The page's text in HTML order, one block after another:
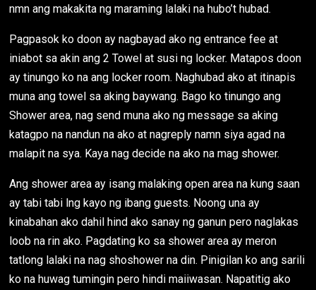
nmn ang makakita ng maraming lalaki na hubo’t hubad.
Pagpasok ko doon ay nagbayad ako ng entrance fee at
iniabot sa akin ang 2 Towel at susi ng locker. Matapos doon
ay tinungo ko na ang locker room. Naghubad ako at itinapis
muna ang towel sa aking baywang. Bago ko tinungo ang
Shower area, nag send muna ako ng message sa aking
katagpo na nandun na ako at nagreply namn siya agad na
malapit na sya. Kaya nag decide na ako na mag shower.
Ang shower area ay isang malaking open area na kung saan
ay tabi tabi lng kayo ng ibang guests. Noong una ay
kinabahan ako dahil hind ako sanay ng ganun pero naglakas
loob na rin ako. Pagdating ko sa shower area ay meron
tatlong lalaki na nag shoshower na din. Pinigilan ko ang sarili
ko na huwag tumingin pero hindi maiiwasan. Napatitig ako